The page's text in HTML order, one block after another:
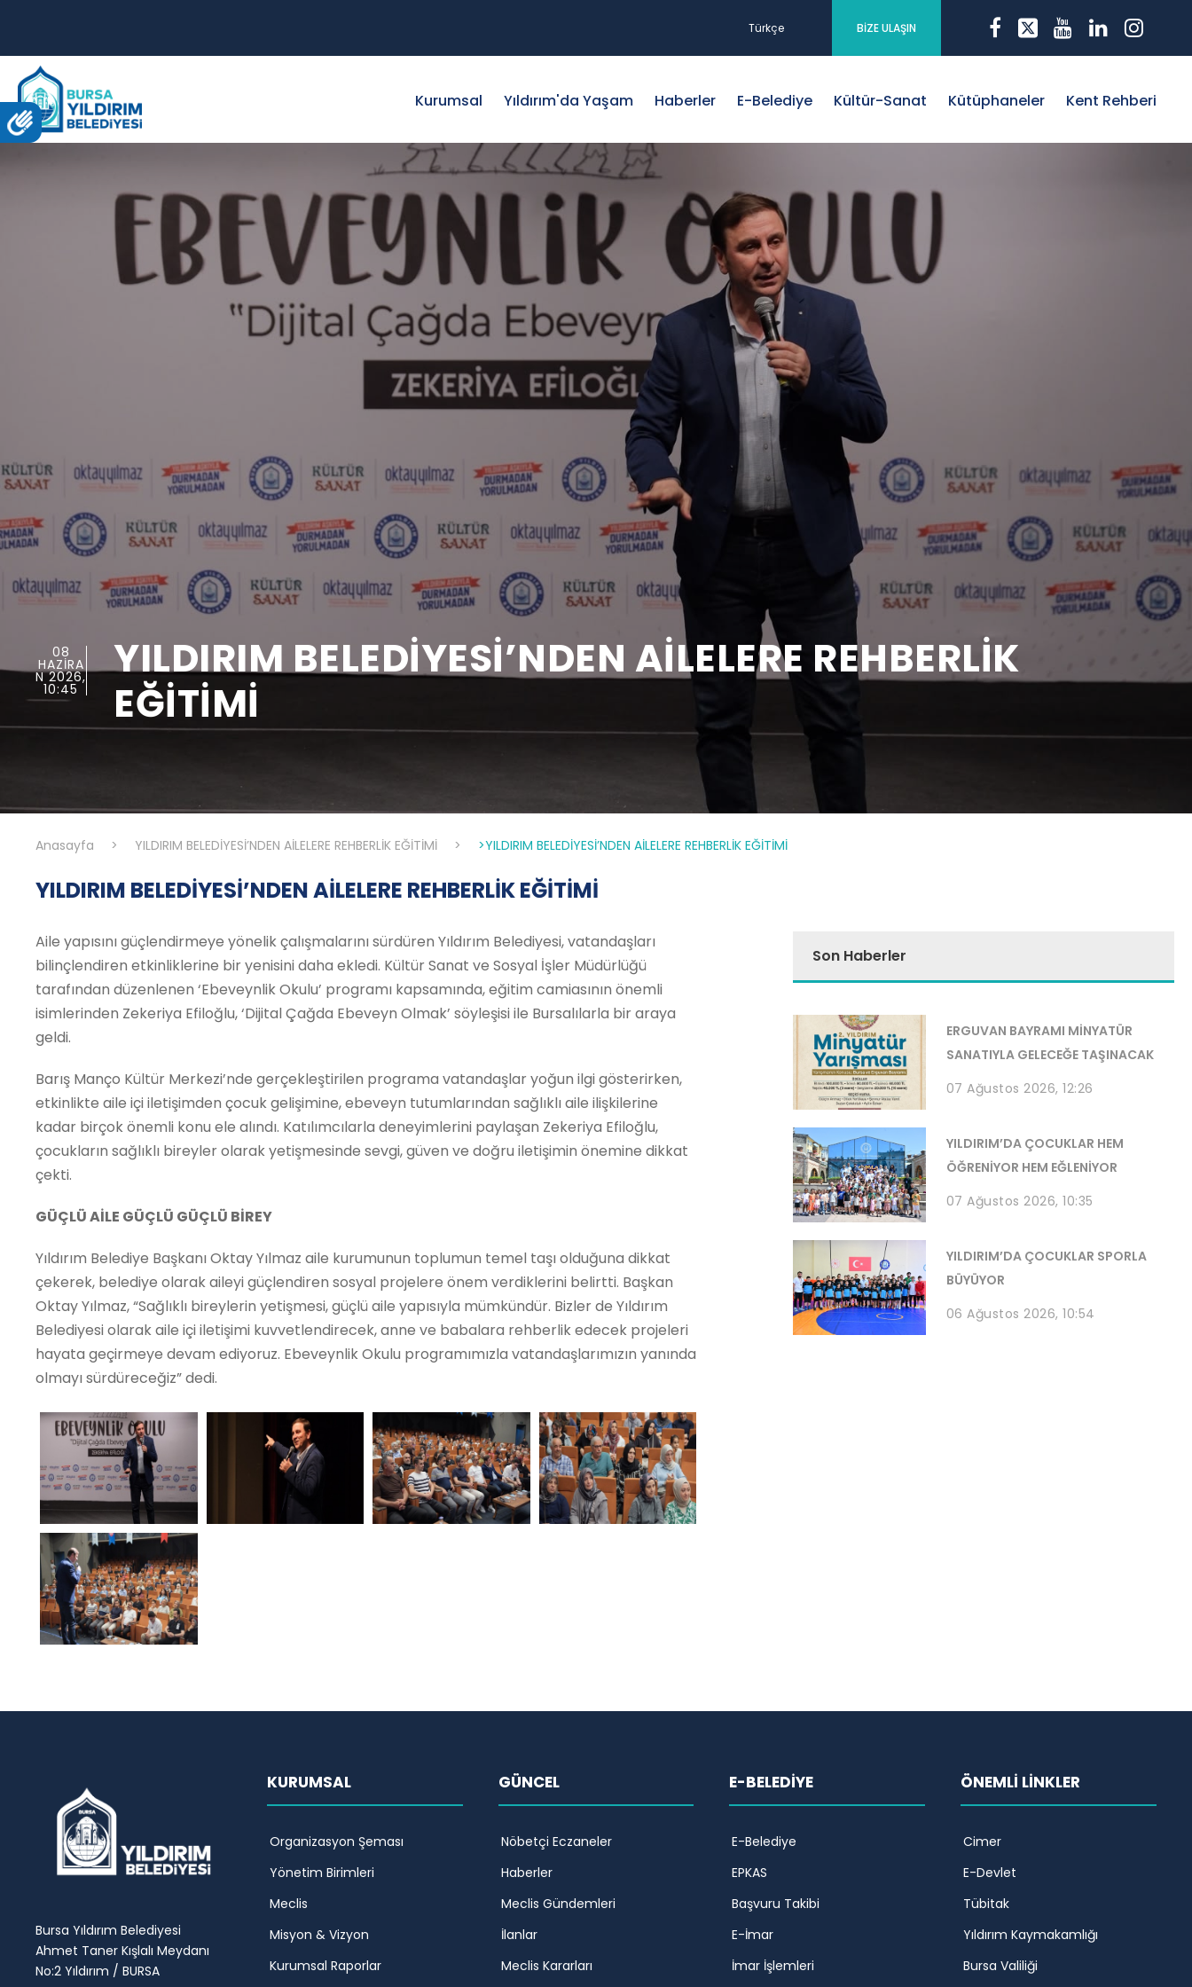
Türkçe BİZE ULAŞIN
Kurumsal Yıldırım'da Yaşam Haberler E-Belediye Kültür-Sanat Kütüphaneler Kent Rehberi
08
HAZIRA
N 2026,
10:45
YILDIRIM BELEDİYESİ’NDEN AİLELERE REHBERLİK
EĞİTİMİ
Anasayfa > YILDIRIM BELEDİYESİ’NDEN AİLELERE REHBERLİK EĞİTİMİ > >YILDIRIM BELEDİYESİ’NDEN AİLELERE REHBERLİK EĞİTİMİ
YILDIRIM BELEDİYESİ’NDEN AİLELERE REHBERLİK EĞİTİMİ
Aile yapısını güçlendirmeye yönelik çalışmalarını sürdüren Yıldırım Belediyesi, vatandaşları
bilinçlendiren etkinliklerine bir yenisini daha ekledi. Kültür Sanat ve Sosyal İşler Müdürlüğü
tarafından düzenlenen ‘Ebeveynlik Okulu’ programı kapsamında, eğitim camiasının önemli
isimlerinden Zekeriya Efiloğlu, ‘Dijital Çağda Ebeveyn Olmak’ söyleşisi ile Bursalılarla bir araya
geldi.
Barış Manço Kültür Merkezi’nde gerçekleştirilen programa vatandaşlar yoğun ilgi gösterirken,
etkinlikte aile içi iletişimden çocuk gelişimine, ebeveyn tutumlarından sağlıklı aile ilişkilerine
kadar birçok önemli konu ele alındı. Katılımcılarla deneyimlerini paylaşan Zekeriya Efiloğlu,
çocukların sağlıklı bireyler olarak yetişmesinde sevgi, güven ve doğru iletişimin önemine dikkat
çekti.
GÜÇLÜ AİLE GÜÇLÜ GÜÇLÜ BİREY
Yıldırım Belediye Başkanı Oktay Yılmaz aile kurumunun toplumun temel taşı olduğuna dikkat
çekerek, belediye olarak aileyi güçlendiren sosyal projelere önem verdiklerini belirtti. Başkan
Oktay Yılmaz, “Sağlıklı bireylerin yetişmesi, güçlü aile yapısıyla mümkündür. Bizler de Yıldırım
Belediyesi olarak aile içi iletişimi kuvvetlendirecek, anne ve babalara rehberlik edecek projeleri
hayata geçirmeye devam ediyoruz. Ebeveynlik Okulu programımızla vatandaşlarımızın yanında
olmayı sürdüreceğiz” dedi.
Son Haberler
ERGUVAN BAYRAMI MİNYATÜR
SANATIYLA GELECEĞE TAŞINACAK
07 Ağustos 2026, 12:26
YILDIRIM’DA ÇOCUKLAR HEM
ÖĞRENİYOR HEM EĞLENİYOR
07 Ağustos 2026, 10:35
YILDIRIM’DA ÇOCUKLAR SPORLA
BÜYÜYOR
06 Ağustos 2026, 10:54
Bursa Yıldırım Belediyesi
Ahmet Taner Kışlalı Meydanı
No:2 Yıldırım / BURSA
KURUMSAL
Organizasyon Şeması
Yönetim Birimleri
Meclis
Misyon & Vizyon
Kurumsal Raporlar
GÜNCEL
Nöbetçi Eczaneler
Haberler
Meclis Gündemleri
İlanlar
Meclis Kararları
E-BELEDİYE
E-Belediye
EPKAS
Başvuru Takibi
E-İmar
İmar İşlemleri
ÖNEMLİ LİNKLER
Cimer
E-Devlet
Tübitak
Yıldırım Kaymakamlığı
Bursa Valiliği